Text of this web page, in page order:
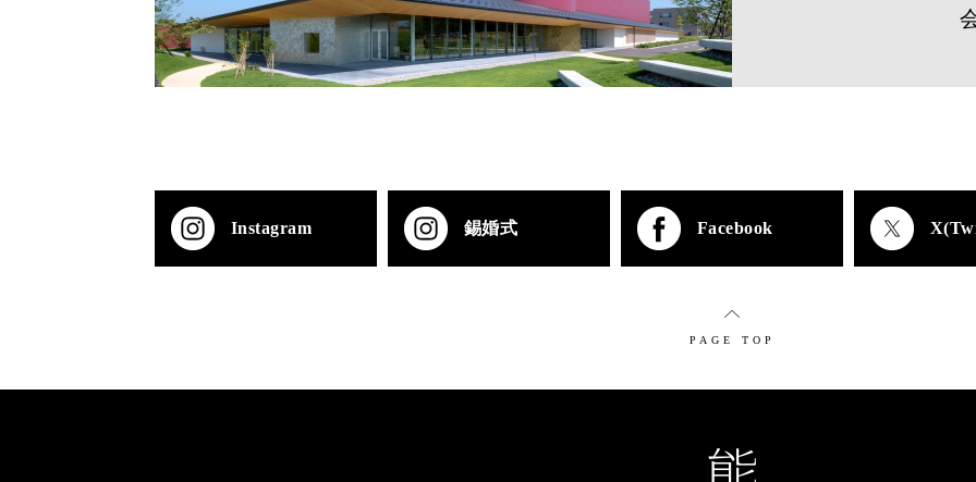
Instagram 錫婚式 Facebook
PAGE TOP